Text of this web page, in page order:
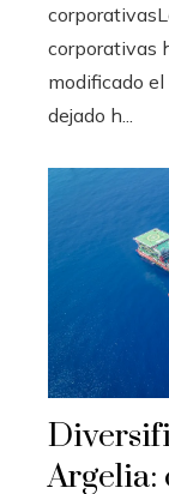
corporativas
modificado
dejado h...
Argelia: